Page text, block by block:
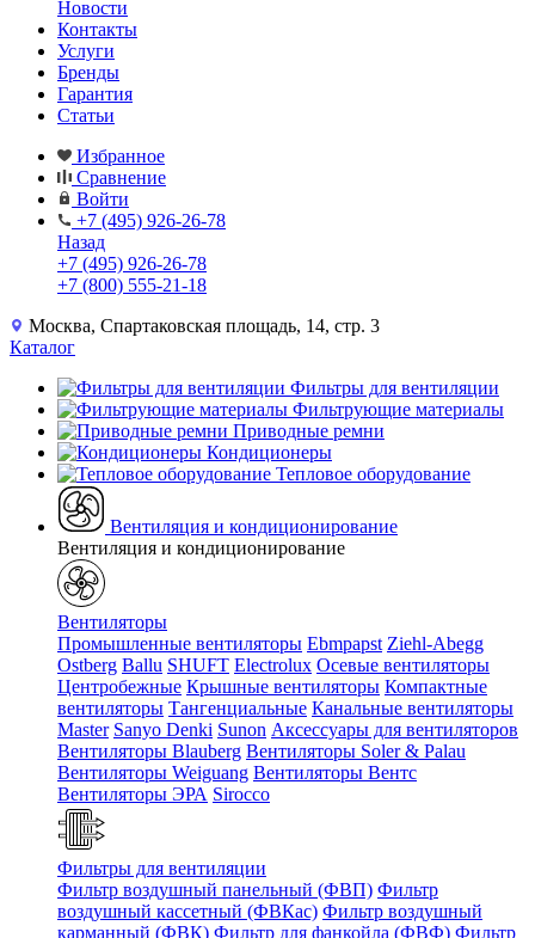
Новости
Контакты
Услуги
Бренды
Гарантия
Статьи
Избранное
Сравнение
Войти
+7 (495) 926-26-78
Назад
+7 (495) 926-26-78
+7 (800) 555-21-18
Москва, Спартаковская площадь, 14, стр. 3
Каталог
Фильтры для вентиляции
Фильтрующие материалы
Приводные ремни
Кондиционеры
Тепловое оборудование
Вентиляция и кондиционирование
Вентиляция и кондиционирование
Вентиляторы
Промышленные вентиляторы Ebmpapst Ziehl-Abegg
Ostberg Ballu SHUFT Electrolux Осевые вентиляторы
Центробежные Крышные вентиляторы Компактные
вентиляторы Тангенциальные Канальные вентиляторы
Master Sanyo Denki Sunon Аксессуары для вентиляторов
Вентиляторы Blauberg Вентиляторы Soler & Palau
Вентиляторы Weiguang Вентиляторы Вентс
Вентиляторы ЭРА Sirocco
Фильтры для вентиляции
Фильтр воздушный панельный (ФВП) Фильтр
воздушный кассетный (ФВКас) Фильтр воздушный
карманный (ФВК) Фильтр для фанкойла (ФВФ) Фильтр